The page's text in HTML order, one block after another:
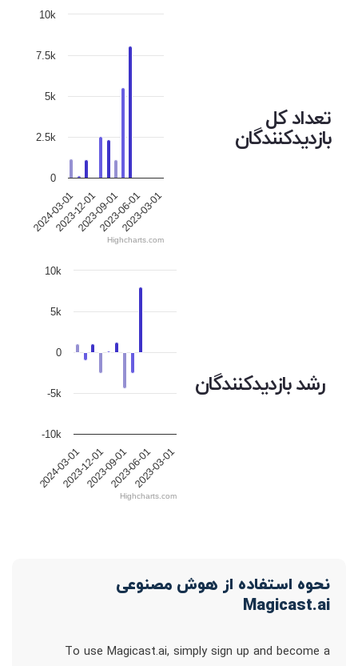
تعداد کل
بازدیدکنندگان
2024-03-01
2023-12-012023-09-012023-06-012023-03-01
0
2.5k
5k
7.5k
10k
Highcharts.com
رشد بازدیدکنندگان
2024-03-01
2023-12-012023-09-012023-06-012023-03-01
-10k
-5k
0
5k
10k
Highcharts.com
نحوه استفاده از هوش مصنوعی
Magicast.ai
To use Magicast.ai, simply sign up and become a